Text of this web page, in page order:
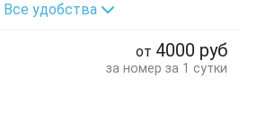
Тумбочки
Все удобства
от 4000 руб
за номер за 1 сутки